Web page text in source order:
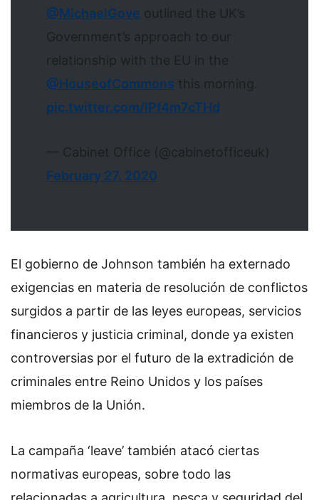
@MichaelGove outlined the UK’s
Government’s approach to our
relationship with the EU in the
@HouseofCommons this morning.
pic.twitter.com/lPf4m7cTHd
— Cabinet Office (@cabinetofficeuk)
February 27, 2020
El gobierno de Johnson también ha externado
exigencias en materia de resolución de conflictos
surgidos a partir de las leyes europeas, servicios
financieros y justicia criminal, donde ya existen
controversias por el futuro de la extradición de
criminales entre Reino Unidos y los países
miembros de la Unión.
La campaña ‘leave’ también atacó ciertas
normativas europeas, sobre todo las